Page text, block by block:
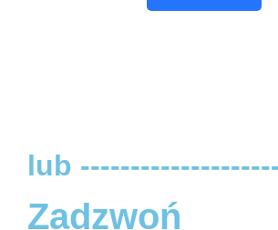
lub
Zadzwoń